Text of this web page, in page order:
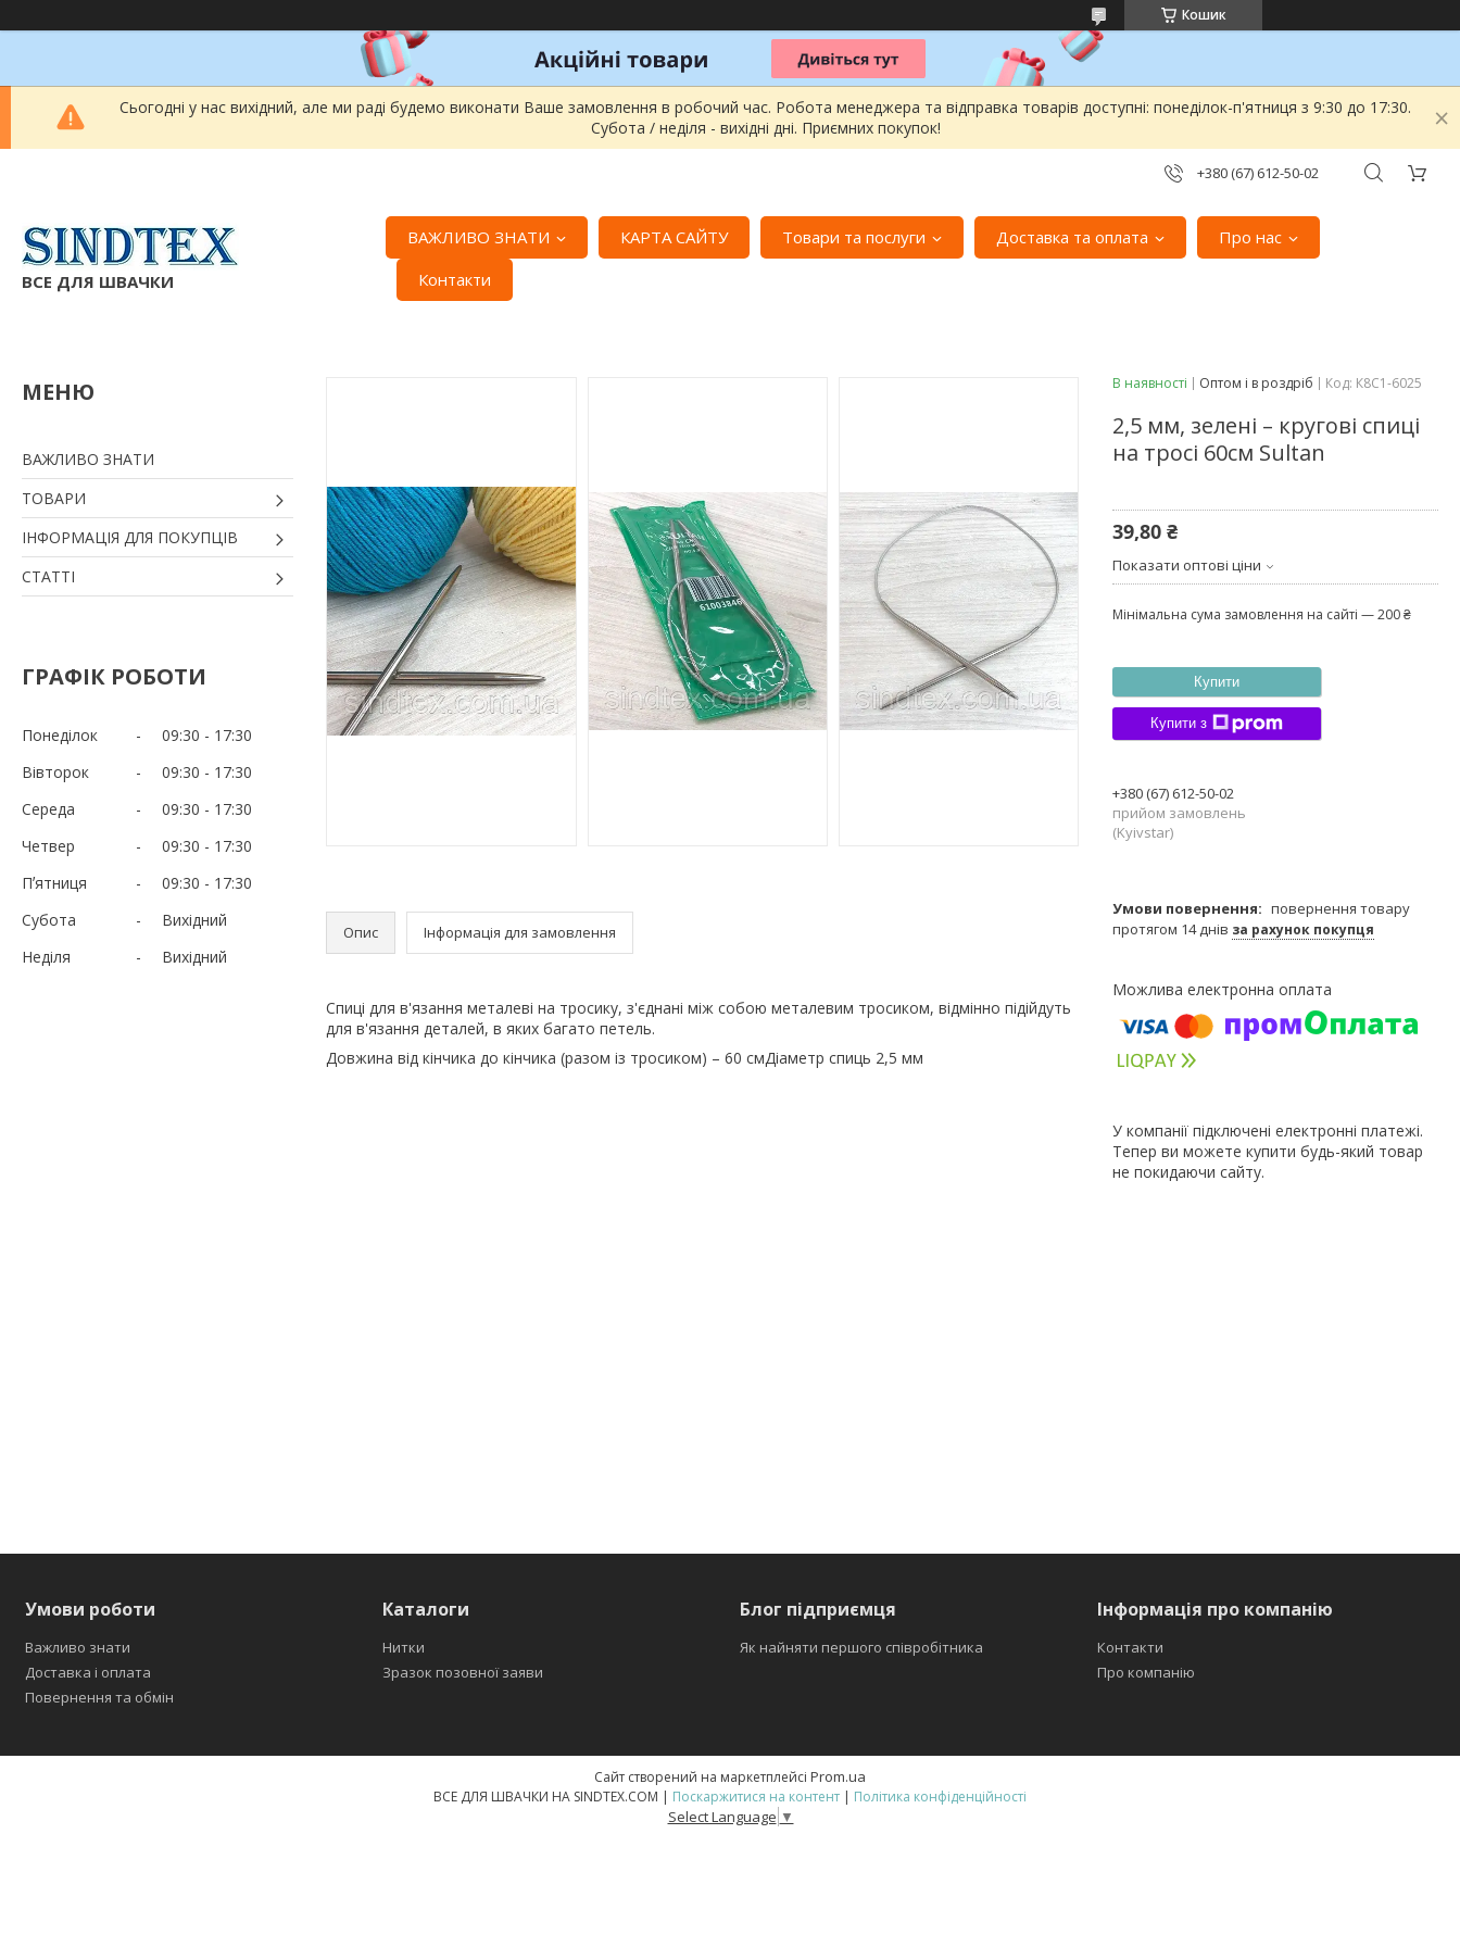
Кошик
Сьогодні у нас вихідний, але ми раді будемо виконати Ваше замовлення в робочий час. Робота менеджера та відправка товарів доступні: понеділок-п'ятниця з 9:30 до 17:30.
Субота / неділя - вихідні дні. Приємних покупок!
+380 (67) 612-50-02
ВСЕ ДЛЯ ШВАЧКИ
ВАЖЛИВО ЗНАТИ КАРТА САЙТУ Товари та послуги Доставка та оплата
Про нас
Контакти
ВАЖЛИВО ЗНАТИ
ТОВАРИ
ІНФОРМАЦІЯ ДЛЯ ПОКУПЦІВ
СТАТТІ
ГРАФІК РОБОТИ
Понеділок 09:30
17:30
Вівторок
09:30
17:30
Середа
09:30
17:30
Четвер
09:30
17:30
Пʼятниця
09:30
17:30
Субота
Вихідний
Неділя
Вихідний
Опис Інформація для замовлення
Спиці для в'язання металеві на тросику, з'єднані між собою металевим тросиком, відмінно підійдуть
для в'язання деталей, в яких багато петель.
Довжина від кінчика до кінчика (разом із тросиком) – 60 смДіаметр спиць 2,5 мм
В наявності Оптом і в роздріб Код: К8С1-6025
2,5 мм, зелені – кругові спиці
на тросі 60см Sultan
39,80 ₴
Показати оптові ціни
Мінімальна сума замовлення на сайті — 200 ₴
Купити
Купити з
+380 (67) 612-50-02
прийом замовлень
(Kyivstar)
повернення товару
протягом 14 днів за рахунок покупця
У компанії підключені електронні платежі.
Тепер ви можете купити будь-який товар
не покидаючи сайту.
Умови роботи
Важливо знати
Доставка і оплата
Повернення та обмін
Каталоги
Нитки
Зразок позовної заяви
Блог підприємця
Як найняти першого співробітника
Інформація про компанію
Контакти
Про компанію
Сайт створений на маркетплейсі Prom.ua
ВСЕ ДЛЯ ШВАЧКИ НА SINDTEX.COM | Поскаржитися на контент | Політика конфіденційності
Select Language ▼